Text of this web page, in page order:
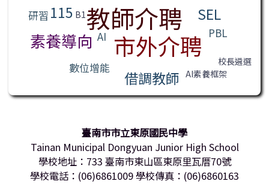
研習 115 B1 教師介聘 SEL
素養導向 AI 市外介聘 PBL
數位增能 校長遴選
借調教師 AI素養框架
臺南市市立東原國民中學
Tainan Municipal Dongyuan Junior High School
學校地址：733 臺南市東山區東原里瓦厝70號
學校電話：(06)6861009 學校傳真：(06)6860163